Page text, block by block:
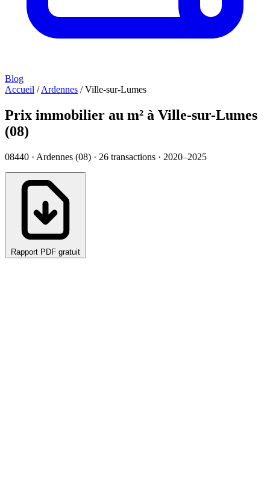
Blog
Accueil / Ardennes / Ville-sur-Lumes
Prix immobilier au m² à Ville-sur-Lumes
(08)
08440 · Ardennes (08) · 26 transactions · 2020–2025
Rapport PDF gratuit